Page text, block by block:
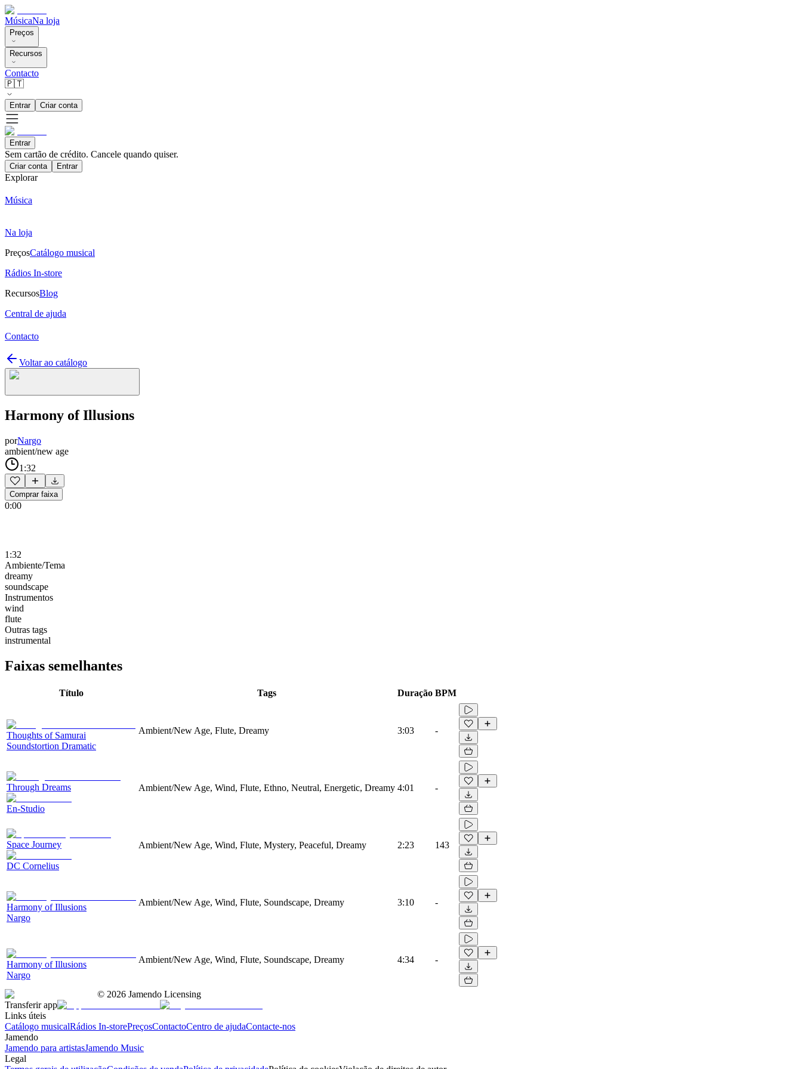
MúsicaNa loja
Preços
Recursos
Contacto
🇵🇹
Entrar Criar conta
Entrar
Sem cartão de crédito. Cancele quando quiser.
Criar conta Entrar
Explorar
Música
Na loja
PreçosCatálogo musical
Rádios In-store
RecursosBlog
Central de ajuda
Contacto
Voltar ao catálogo
Harmony of Illusions
porNargo
ambient/new age
1:32
Comprar faixa
0:00
1:32
Ambiente/Tema
dreamy
soundscape
Instrumentos
wind
flute
Outras tags
instrumental
Faixas semelhantes
Título Tags Duração BPM
Thoughts of Samurai
Soundstortion Dramatic
Ambient/New Age, Flute, Dreamy 3:03 -
Through Dreams
En-Studio
Ambient/New Age, Wind, Flute, Ethno, Neutral, Energetic, Dreamy 4:01 -
Space Journey
DC Cornelius
Ambient/New Age, Wind, Flute, Mystery, Peaceful, Dreamy 2:23 143
Harmony of Illusions
Nargo
Ambient/New Age, Wind, Flute, Soundscape, Dreamy 3:10 -
Harmony of Illusions
Nargo
Ambient/New Age, Wind, Flute, Soundscape, Dreamy 4:34 -
© 2026 Jamendo Licensing
Transferir app
Links úteis
Catálogo musicalRádios In-storePreçosContactoCentro de ajudaContacte-nos
Jamendo
Jamendo para artistasJamendo Music
Legal